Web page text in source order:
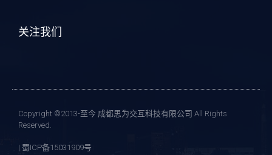
关注我们
Copyright ©2013-至今 成都思为交互科技有限公司 All Rights
Reserved.
| 蜀ICP备15031909号